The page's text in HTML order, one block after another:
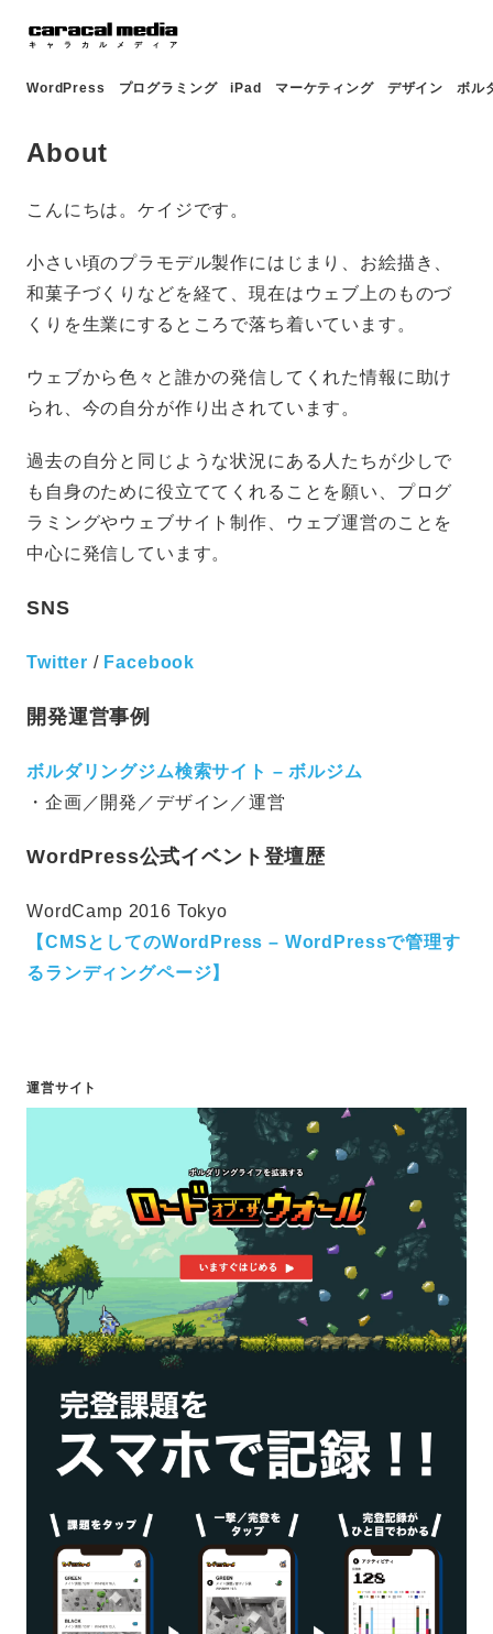
WordPress プログラミング iPad マーケティング デザイン ボル
About
こんにちは。ケイジです。
小さい頃のプラモデル製作にはじまり、お絵描き、
和菓子づくりなどを経て、現在はウェブ上のものづ
くりを生業にするところで落ち着いています。
ウェブから色々と誰かの発信してくれた情報に助け
られ、今の自分が作り出されています。
過去の自分と同じような状況にある人たちが少しで
も自身のために役立ててくれることを願い、プログ
ラミングやウェブサイト制作、ウェブ運営のことを
中心に発信しています。
SNS
Twitter / Facebook
開発運営事例
ボルダリングジム検索サイト – ボルジム
・企画／開発／デザイン／運営
WordPress公式イベント登壇歴
WordCamp 2016 Tokyo
【CMSとしてのWordPress – WordPressで管理す
るランディングページ】
運営サイト